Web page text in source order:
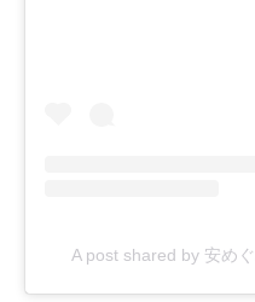
A post shared by 安め